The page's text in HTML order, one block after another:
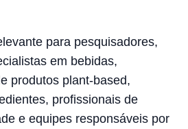
para pesquisadores,
em bebidas,
produtos plant-based,
profissionais de
e equipes responsáveis por